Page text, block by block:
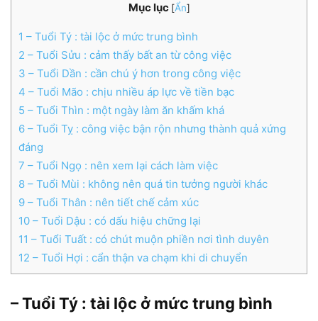
Mục lục [Ẩn]
1 – Tuổi Tý : tài lộc ở mức trung bình
2 – Tuổi Sửu : cảm thấy bất an từ công việc
3 – Tuổi Dần : cần chú ý hơn trong công việc
4 – Tuổi Mão : chịu nhiều áp lực về tiền bạc
5 – Tuổi Thìn : một ngày làm ăn khấm khá
6 – Tuổi Tỵ : công việc bận rộn nhưng thành quả xứng
đáng
7 – Tuổi Ngọ : nên xem lại cách làm việc
8 – Tuổi Mùi : không nên quá tin tưởng người khác
9 – Tuổi Thân : nên tiết chế cảm xúc
10 – Tuổi Dậu : có dấu hiệu chững lại
11 – Tuổi Tuất : có chút muộn phiền nơi tình duyên
12 – Tuổi Hợi : cẩn thận va chạm khi di chuyển
– Tuổi Tý : tài lộc ở mức trung bình